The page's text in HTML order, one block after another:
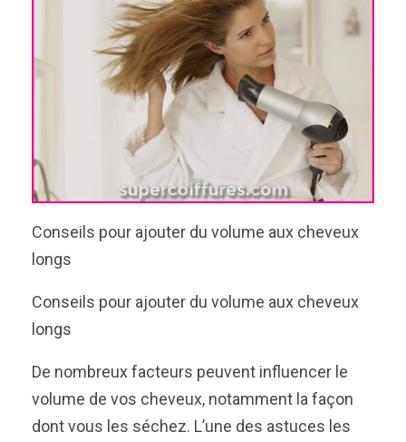
Conseils pour ajouter du volume aux cheveux
longs
Conseils pour ajouter du volume aux cheveux
longs
De nombreux facteurs peuvent influencer le
volume de vos cheveux, notamment la façon
dont vous les séchez. L’une des astuces les